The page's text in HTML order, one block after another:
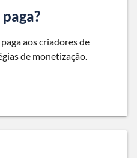
aos criadores de
de monetização.